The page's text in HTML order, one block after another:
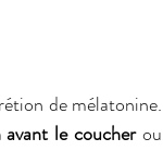
de mélatonine.
le coucher ou